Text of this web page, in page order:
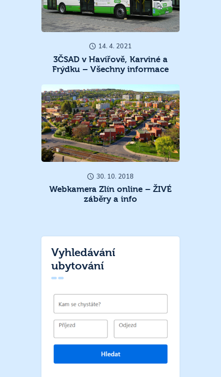
14. 4. 2021
3ČSAD v Havířově, Karviné a
Frýdku – Všechny informace
30. 10. 2018
Webkamera Zlín online – ŽIVÉ
záběry a info
Vyhledávání
ubytování